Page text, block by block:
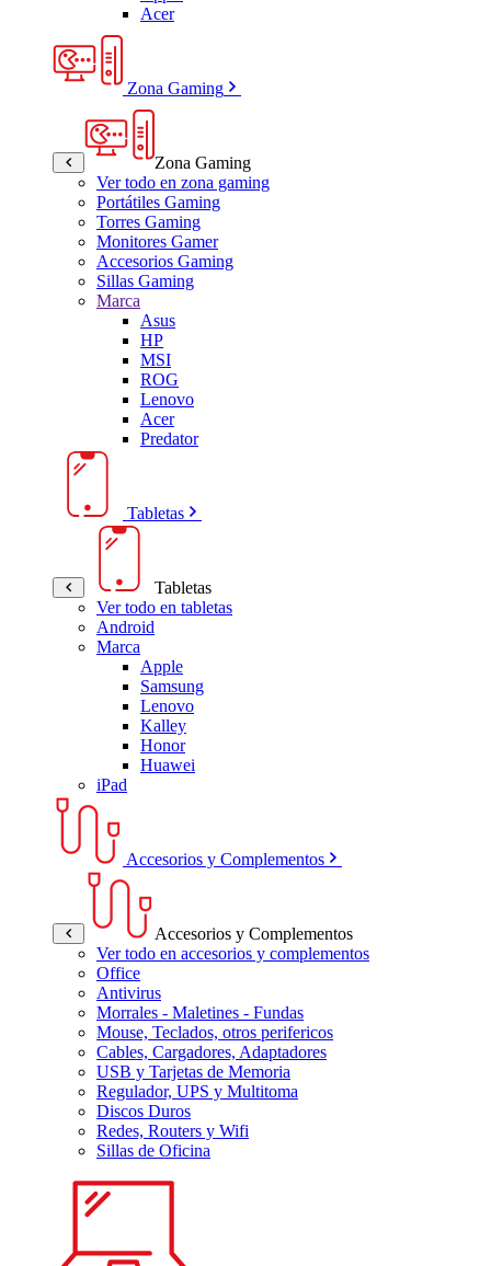
Acer
Zona Gaming
Zona Gaming
Ver todo en zona gaming
Portátiles Gaming
Torres Gaming
Monitores Gamer
Accesorios Gaming
Sillas Gaming
Marca
Asus
HP
MSI
ROG
Lenovo
Acer
Predator
Tabletas
Tabletas
Ver todo en tabletas
Android
Marca
Apple
Samsung
Lenovo
Kalley
Honor
Huawei
iPad
Accesorios y Complementos
Accesorios y Complementos
Ver todo en accesorios y complementos
Office
Antivirus
Morrales - Maletines - Fundas
Mouse, Teclados, otros perifericos
Cables, Cargadores, Adaptadores
USB y Tarjetas de Memoria
Regulador, UPS y Multitoma
Discos Duros
Redes, Routers y Wifi
Sillas de Oficina